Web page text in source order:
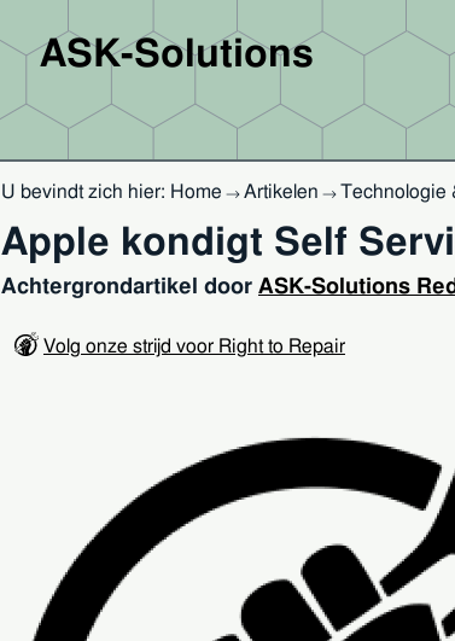
ASK-Solutions
U bevindt zich hier: Home → Artikelen → Technologie
Apple kondigt Self
Achtergrondartikel door ASK-Solutions
Volg onze strijd voor Right to Repair